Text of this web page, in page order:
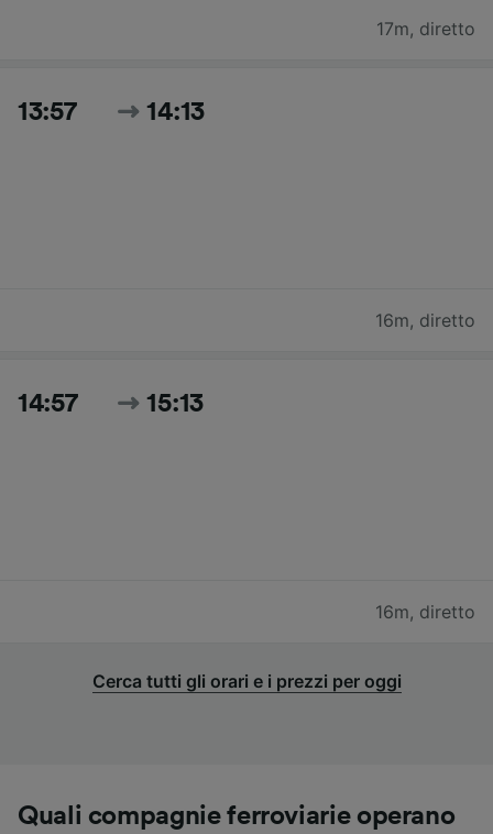
17m, diretto
13:57 14:13
16m, diretto
14:57 15:13
16m, diretto
Cerca tutti gli orari e i prezzi per oggi
Quali compagnie ferroviarie operano